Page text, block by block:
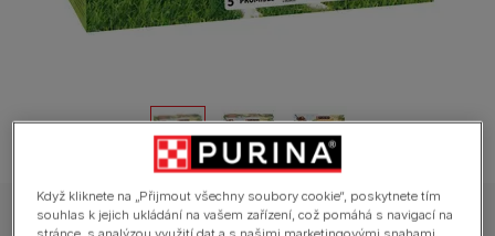
FRISKIES dog ADULT multipack s hovězím, kuřetem a jehněčím ve šťávě
Když kliknete na „Přijmout všechny soubory cookie“, poskytnete tím
souhlas k jejich ukládání na vašem zařízení, což pomáhá s navigací na